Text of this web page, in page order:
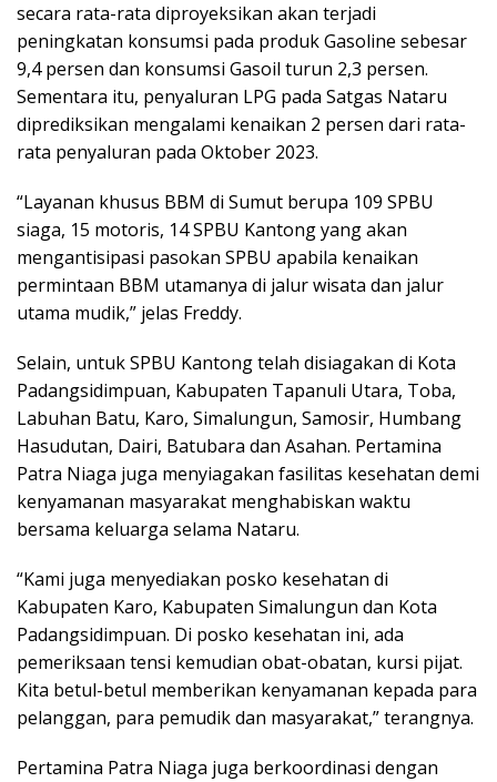
secara rata-rata diproyeksikan akan terjadi
peningkatan konsumsi pada produk Gasoline sebesar
9,4 persen dan konsumsi Gasoil turun 2,3 persen.
Sementara itu, penyaluran LPG pada Satgas Nataru
diprediksikan mengalami kenaikan 2 persen dari rata-
rata penyaluran pada Oktober 2023.
“Layanan khusus BBM di Sumut berupa 109 SPBU
siaga, 15 motoris, 14 SPBU Kantong yang akan
mengantisipasi pasokan SPBU apabila kenaikan
permintaan BBM utamanya di jalur wisata dan jalur
utama mudik,” jelas Freddy.
Selain, untuk SPBU Kantong telah disiagakan di Kota
Padangsidimpuan, Kabupaten Tapanuli Utara, Toba,
Labuhan Batu, Karo, Simalungun, Samosir, Humbang
Hasudutan, Dairi, Batubara dan Asahan. Pertamina
Patra Niaga juga menyiagakan fasilitas kesehatan demi
kenyamanan masyarakat menghabiskan waktu
bersama keluarga selama Nataru.
“Kami juga menyediakan posko kesehatan di
Kabupaten Karo, Kabupaten Simalungun dan Kota
Padangsidimpuan. Di posko kesehatan ini, ada
pemeriksaan tensi kemudian obat-obatan, kursi pijat.
Kita betul-betul memberikan kenyamanan kepada para
pelanggan, para pemudik dan masyarakat,” terangnya.
Pertamina Patra Niaga juga berkoordinasi dengan